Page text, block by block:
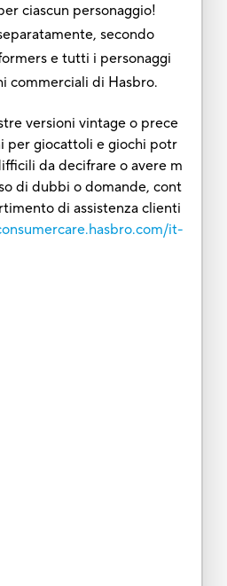
ciascun personaggio!
secondo
e tutti i personaggi
commerciali di Hasbro.
versioni vintage o prece
per giocattoli e giochi potr
da decifrare o avere m
di dubbi o domande, cont
di assistenza clienti
it-